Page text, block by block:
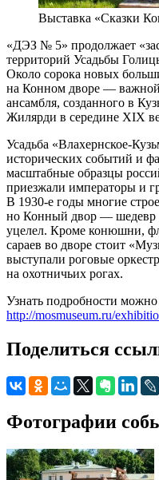
Выставка «Сказки
«ДЭЗ № 5» продолжает
территорий Усадьбы
Около сорока новых
на Конном дворе — важной
ансамбля, созданного в
Жилярди в середине XIX
Усадьба «Влахернское-
исторических событий и
масштабные образцы
приезжали императоры и
В 1930-е годы многие
но Конный двор — шедевр
уцелел. Кроме конюшни,
сараев во дворе стоит
выступали роговые
на охотничьих рогах.
Узнать подробности можно
http://mosmuseum.ru/
Поделиться
Фотографии